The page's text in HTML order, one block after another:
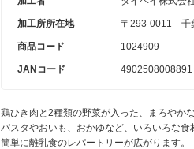
加工所所在地 〒293-0011 千
商品コード 1024909
JANコード 4902508008891
鶏ひき肉と2種類の野菜が入った、まろやか
パスタやおいも、おかゆなど、いろいろな食
簡単に離乳食のレパートリーが広がります。